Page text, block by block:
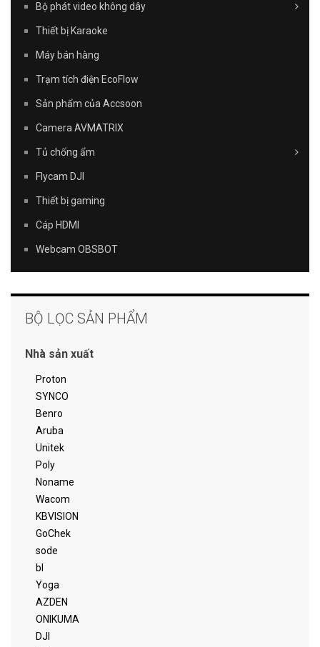
Bộ phát video không dây
Thiết bị Karaoke
Máy bán hàng
Trạm tích điện EcoFlow
Sản phẩm của Accsoon
Camera AVMATRIX
Tủ chống ẩm
Flycam DJI
Thiết bị gaming
Cáp HDMI
Webcam OBSBOT
BỘ LỌC SẢN PHẨM
Nhà sản xuất
Proton
SYNCO
Benro
Aruba
Unitek
Poly
Noname
Wacom
KBVISION
GoChek
sode
bl
Yoga
AZDEN
ONIKUMA
DJI